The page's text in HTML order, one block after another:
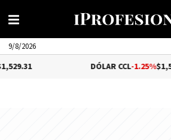
9/8/2026
-1.25%$1,556.14